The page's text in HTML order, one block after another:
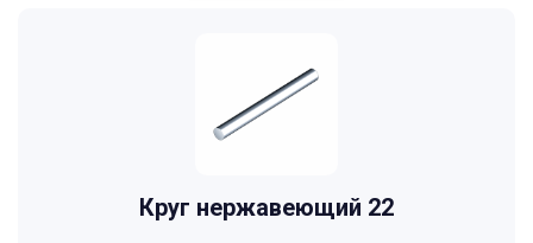
Круг нержавеющий 22